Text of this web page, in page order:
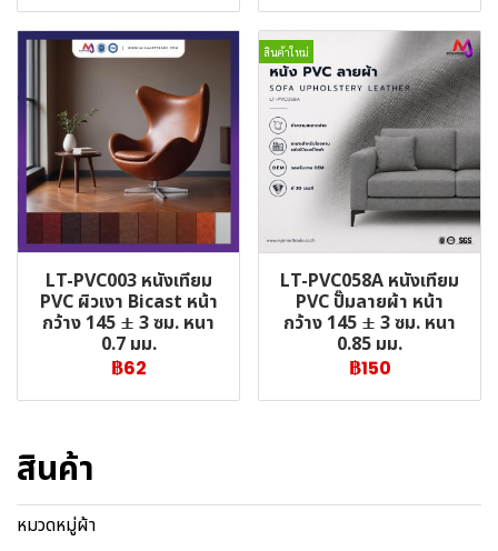
LT-PVC003 หนังเทียม
PVC ผิวเงา Bicast หน้า
กว้าง 145 ± 3 ซม. หนา
0.7 มม.
฿62
สินค้าใหม่
LT-PVC058A หนังเทียม
PVC ปั๊มลายผ้า หน้า
กว้าง 145 ± 3 ซม. หนา
0.85 มม.
฿150
สินค้า
หมวดหมู่ผ้า